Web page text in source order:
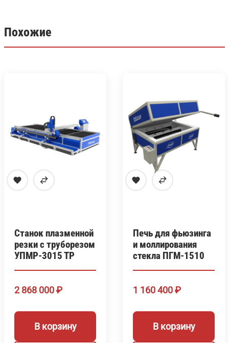
Похожие
Станок плазменной
резки с труборезом
УПМР-3015 ТР
2 868 000₽
В корзину
Печь для фьюзинга
и моллирования
стекла ПГМ-1510
1 160 400₽
В корзину